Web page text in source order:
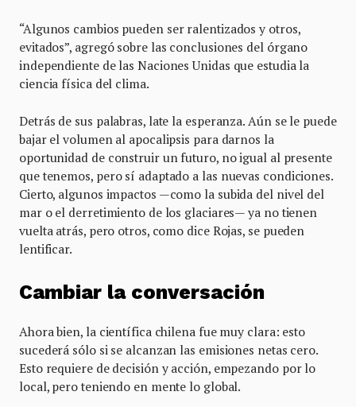
“Algunos cambios pueden ser ralentizados y otros,
evitados”, agregó sobre las conclusiones del órgano
independiente de las Naciones Unidas que estudia la
ciencia física del clima.
Detrás de sus palabras, late la esperanza. Aún se le puede
bajar el volumen al apocalipsis para darnos la
oportunidad de construir un futuro, no igual al presente
que tenemos, pero sí adaptado a las nuevas condiciones.
Cierto, algunos impactos —como la subida del nivel del
mar o el derretimiento de los glaciares— ya no tienen
vuelta atrás, pero otros, como dice Rojas, se pueden
lentificar.
Cambiar la conversación
Ahora bien, la científica chilena fue muy clara: esto
sucederá sólo si se alcanzan las emisiones netas cero.
Esto requiere de decisión y acción, empezando por lo
local, pero teniendo en mente lo global.